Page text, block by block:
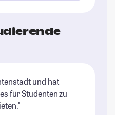
und hat
für Studenten zu